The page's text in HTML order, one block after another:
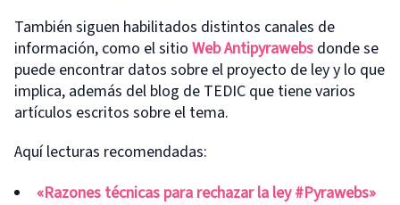
También siguen habilitados distintos canales de
información, como el sitio Web Antipyrawebs donde se
puede encontrar datos sobre el proyecto de ley y lo que
implica, además del blog de TEDIC que tiene varios
artículos escritos sobre el tema.
Aquí lecturas recomendadas:
«Razones técnicas para rechazar la ley #Pyrawebs»